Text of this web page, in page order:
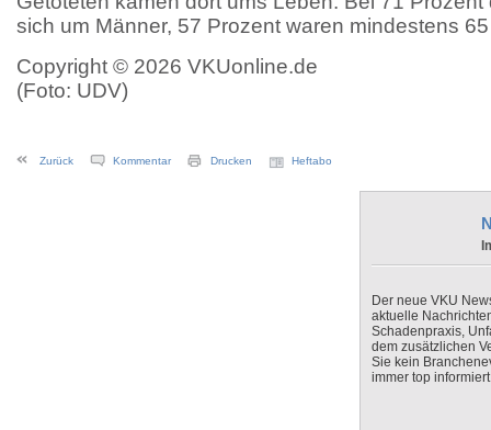
sich um Männer, 57 Prozent waren mindestens
Copyright © 2026 VKUonline.de
(Foto: UDV)
Zurück Kommentar Drucken Heftabo
Der neue VKU
aktuelle
Schadenpraxis,
dem zusätzlichen
Sie kein
immer top